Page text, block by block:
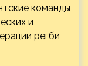
команды
и
регби